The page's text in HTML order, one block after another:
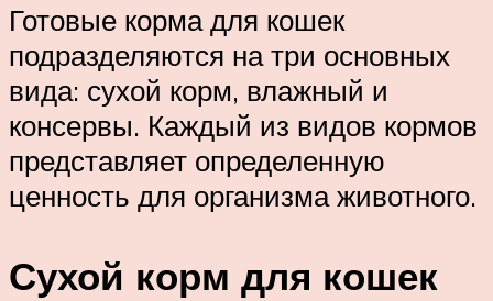
Готовые корма для кошек
подразделяются на три основных
вида: сухой корм, влажный и
консервы. Каждый из видов кормов
представляет определенную
ценность для организма животного.
Сухой корм для кошек